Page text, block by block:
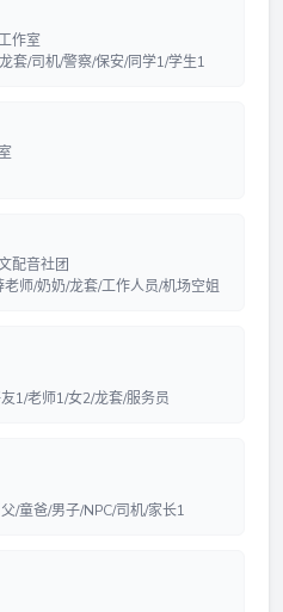
作室
套/司机/警察/保安/同学1/学生1
配音社团
师/奶奶/龙套/工作人员/机场空姐
1/老师1/女2/龙套/服务员
/童爸/男子/NPC/司机/家长1